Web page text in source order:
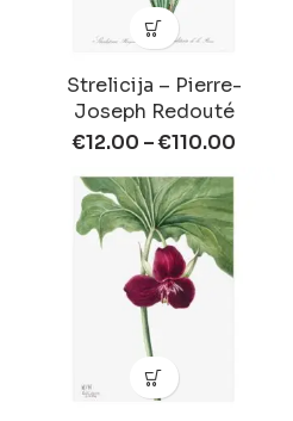
Strelicija – Pierre-
Joseph Redouté
€12.00 –€110.00